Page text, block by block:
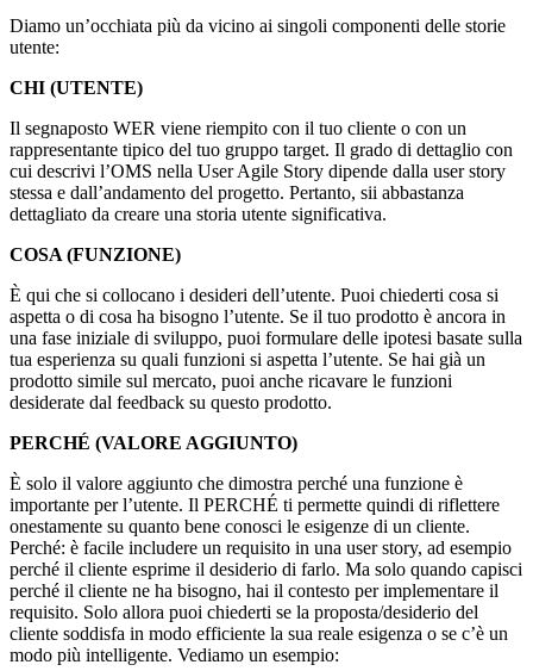
Diamo un’occhiata più da vicino ai singoli componenti delle storie
utente:
CHI (UTENTE)
Il segnaposto WER viene riempito con il tuo cliente o con un
rappresentante tipico del tuo gruppo target. Il grado di dettaglio con
cui descrivi l’OMS nella User Agile Story dipende dalla user story
stessa e dall’andamento del progetto. Pertanto, sii abbastanza
dettagliato da creare una storia utente significativa.
COSA (FUNZIONE)
È qui che si collocano i desideri dell’utente. Puoi chiederti cosa si
aspetta o di cosa ha bisogno l’utente. Se il tuo prodotto è ancora in
una fase iniziale di sviluppo, puoi formulare delle ipotesi basate sulla
tua esperienza su quali funzioni si aspetta l’utente. Se hai già un
prodotto simile sul mercato, puoi anche ricavare le funzioni
desiderate dal feedback su questo prodotto.
PERCHÉ (VALORE AGGIUNTO)
È solo il valore aggiunto che dimostra perché una funzione è
importante per l’utente. Il PERCHÉ ti permette quindi di riflettere
onestamente su quanto bene conosci le esigenze di un cliente.
Perché: è facile includere un requisito in una user story, ad esempio
perché il cliente esprime il desiderio di farlo. Ma solo quando capisci
perché il cliente ne ha bisogno, hai il contesto per implementare il
requisito. Solo allora puoi chiederti se la proposta/desiderio del
cliente soddisfa in modo efficiente la sua reale esigenza o se c’è un
modo più intelligente. Vediamo un esempio: